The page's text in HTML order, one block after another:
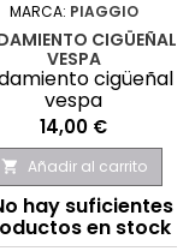
MARCA: PIAGGIO
CIGÜEÑAL
VESPA
cigüeñal
vespa
Precio
14,00 €
 Añadir al carrito
hay suficientes
en stock